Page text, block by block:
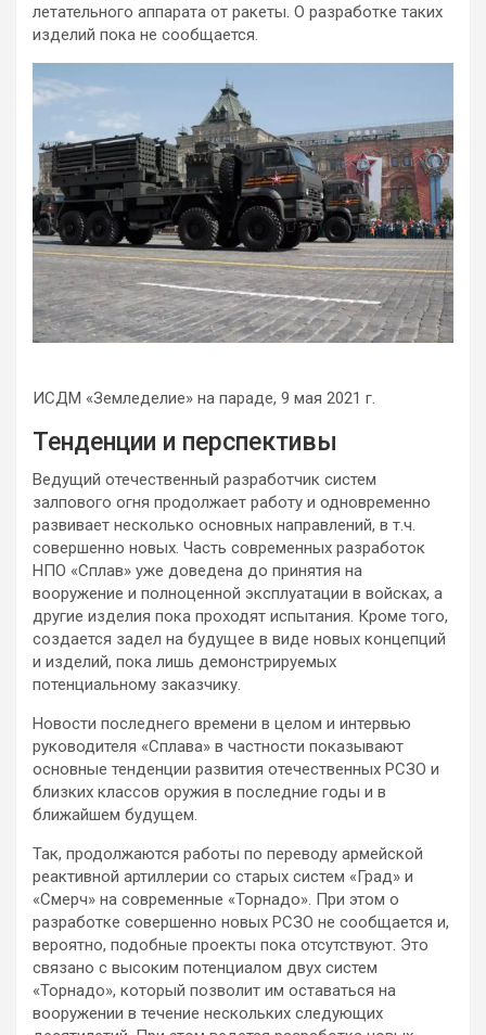
летательного аппарата от ракеты. О разработке таких
изделий пока не сообщается.
ИСДМ «Земледелие» на параде, 9 мая 2021 г.
Тенденции и перспективы
Ведущий отечественный разработчик систем
залпового огня продолжает работу и одновременно
развивает несколько основных направлений, в т.ч.
совершенно новых. Часть современных разработок
НПО «Сплав» уже доведена до принятия на
вооружение и полноценной эксплуатации в войсках, а
другие изделия пока проходят испытания. Кроме того,
создается задел на будущее в виде новых концепций
и изделий, пока лишь демонстрируемых
потенциальному заказчику.
Новости последнего времени в целом и интервью
руководителя «Сплава» в частности показывают
основные тенденции развития отечественных РСЗО и
близких классов оружия в последние годы и в
ближайшем будущем.
Так, продолжаются работы по переводу армейской
реактивной артиллерии со старых систем «Град» и
«Смерч» на современные «Торнадо». При этом о
разработке совершенно новых РСЗО не сообщается и,
вероятно, подобные проекты пока отсутствуют. Это
связано с высоким потенциалом двух систем
«Торнадо», который позволит им оставаться на
вооружении в течение нескольких следующих